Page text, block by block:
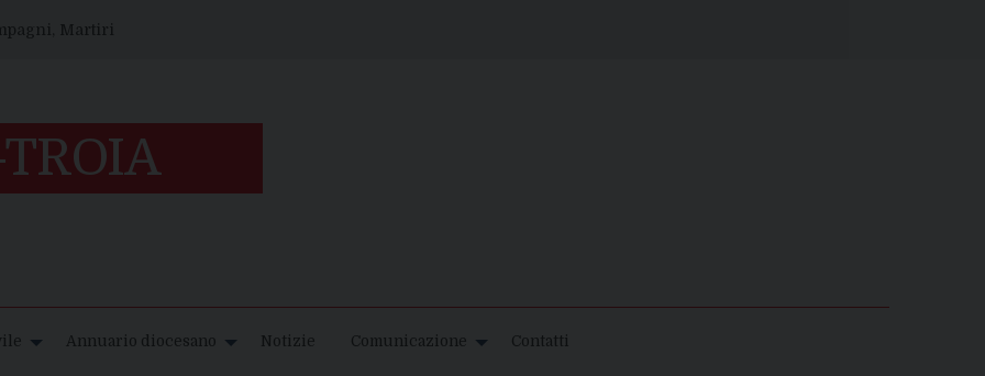
Martiri
Annuario diocesano Notizie Comunicazione Contatti